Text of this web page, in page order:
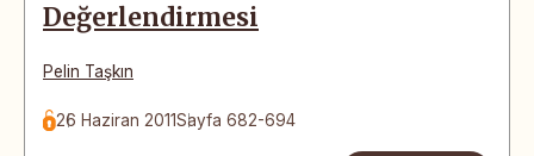
Değerlendirmesi
Pelin Taşkın
26 Haziran 2011Sayfa 682-694